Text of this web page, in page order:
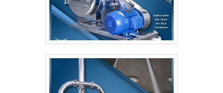
maior prazer em auxiliar com suas dúvidas.A
EMPRESA MAIS QUALIFICADA DO SEGMENTONa
Alpine Máquinas as melhores opções sempre estão
à disposição quando se procura soluções para
máquinas e equipamentos de moagem. São opções
variadas que a empresa oferece, como moinho de
grãos e peletizadoras com ótima qualidade e
precisão.Para uma maior satisfação dos clientes, a